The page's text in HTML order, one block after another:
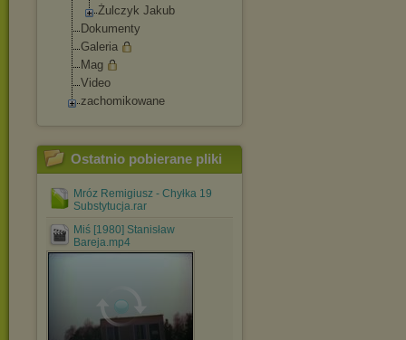
Żulczyk Jakub
Dokumenty
Galeria
Mag
Video
zachomikowane
Ostatnio pobierane pliki
Mróz Remigiusz - Chyłka 19
Substytucja.rar
Miś [1980] Stanisław
Bareja.mp4